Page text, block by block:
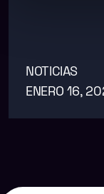
NOTICIAS
ENERO 16,